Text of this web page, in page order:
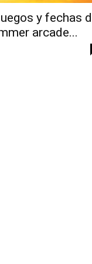
y fechas
arcade...